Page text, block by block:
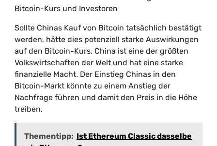
Bitcoin-Kurs und Investoren
Sollte Chinas Kauf von Bitcoin tatsächlich bestätigt
werden, hätte dies potenziell starke Auswirkungen
auf den Bitcoin-Kurs. China ist eine der größten
Volkswirtschaften der Welt und hat eine starke
finanzielle Macht. Der Einstieg Chinas in den
Bitcoin-Markt könnte zu einem Anstieg der
Nachfrage führen und damit den Preis in die Höhe
treiben.
Thementipp: Ist Ethereum Classic dasselbe